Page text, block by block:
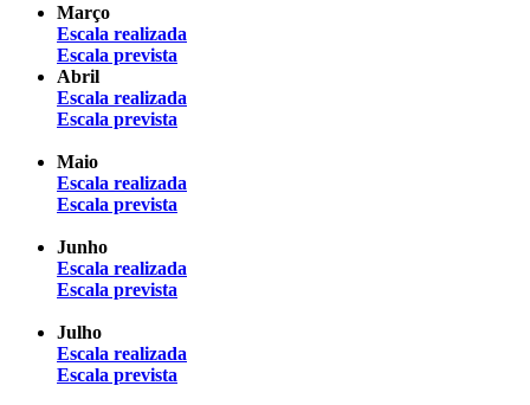
Março
Escala realizada
Escala prevista
Abril
Escala realizada
Escala prevista
Maio
Escala realizada
Escala prevista
Junho
Escala realizada
Escala prevista
Julho
Escala realizada
Escala prevista